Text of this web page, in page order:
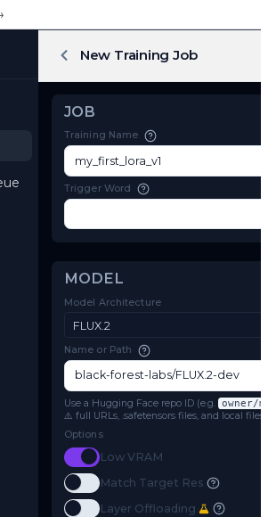
JOB
Training Name
MODEL
Model Architecture
FLUX.2
Name or Path
Use a Hugging Face repo ID (e.g.
⚠️ full URLs, .safetensors files, and